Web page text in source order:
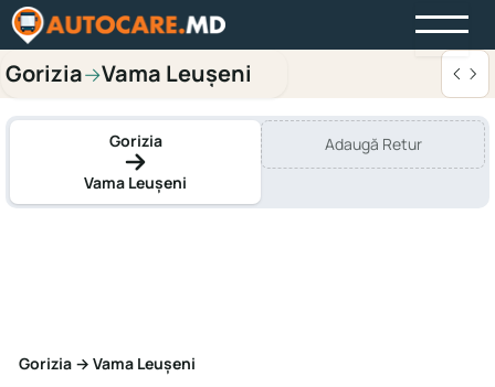
Gorizia→Vama Leușeni
Gorizia
Vama Leușeni
Adaugă Retur
Gorizia → Vama Leușeni